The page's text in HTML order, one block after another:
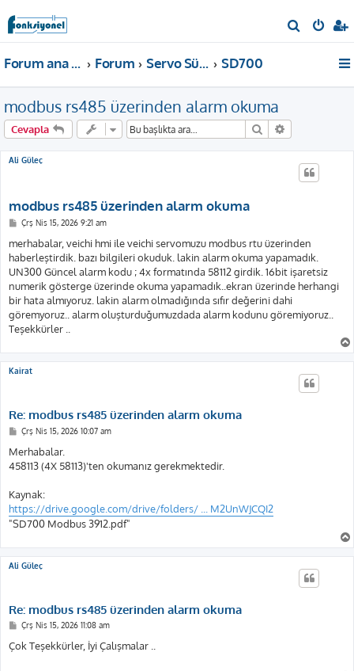
r
Forum ana sayfa Forum Servo Sürücü SD700
modbus rs485 üzerinden alarm okuma
Cevapla Ara
Ali Güleç
modbus rs485 üzerinden alarm okuma
M
s
a
j
Çrş Nis 15, 2026 9:21 am
merhabalar, veichi hmi ile veichi servomuzu modbus rtu üzerinden
haberleştirdik. bazı bilgileri okuduk. lakin alarm okuma yapamadık.
UN300 Güncel alarm kodu ; 4x formatında 58112 girdik. 16bit işaretsiz
numerik gösterge üzerinde okuma yapamadık..ekran üzerinde herhangi
bir hata almıyoruz. lakin alarm olmadığında sıfır değerini dahi
göremyoruz.. alarm oluşturduğumuzdada alarm kodunu göremiyoruz..
Teşekkürler ..
Kairat
Re: modbus rs485 üzerinden alarm okuma
M
s
a
j
Çrş Nis 15, 2026 10:07 am
Merhabalar.
458113 (4X 58113)'ten okumanız gerekmektedir.
Kaynak:
https://drive.google.com/drive/folders/ ... M2UnWJCQI2
"SD700 Modbus 3912.pdf"
Ali Güleç
Re: modbus rs485 üzerinden alarm okuma
M
s
a
Çrş Nis 15, 2026 11:08 am
Çok Teşekkürler, İyi Çalışmalar ..